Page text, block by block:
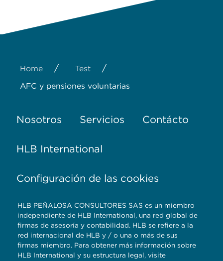
Home / Test /
AFC y pensiones voluntarias
Nosotros Servicios Contácto
HLB International
Configuración de las cookies
HLB PEÑALOSA CONSULTORES SAS es un miembro
independiente de HLB International, una red global de
firmas de asesoría y contabilidad. HLB se refiere a la
red internacional de HLB y / o una o más de sus
firmas miembro. Para obtener más información sobre
HLB International y su estructura legal, visite